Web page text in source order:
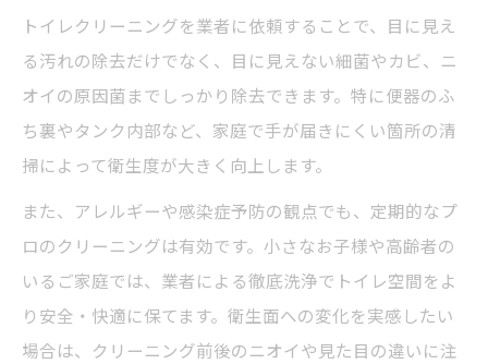
トイレクリーニングを業者に依頼することで、目に見え
る汚れの除去だけでなく、目に見えない細菌やカビ、ニ
オイの原因菌までしっかり除去できます。特に便器のふ
ち裏やタンク内部など、家庭で手が届きにくい箇所の清
掃によって衛生度が大きく向上します。
また、アレルギーや感染症予防の観点でも、定期的なプ
ロのクリーニングは有効です。小さなお子様や高齢者の
いるご家庭では、業者による徹底洗浄でトイレ空間をよ
り安全・快適に保てます。衛生面への変化を実感したい
場合は、クリーニング前後のニオイや見た目の違いに注